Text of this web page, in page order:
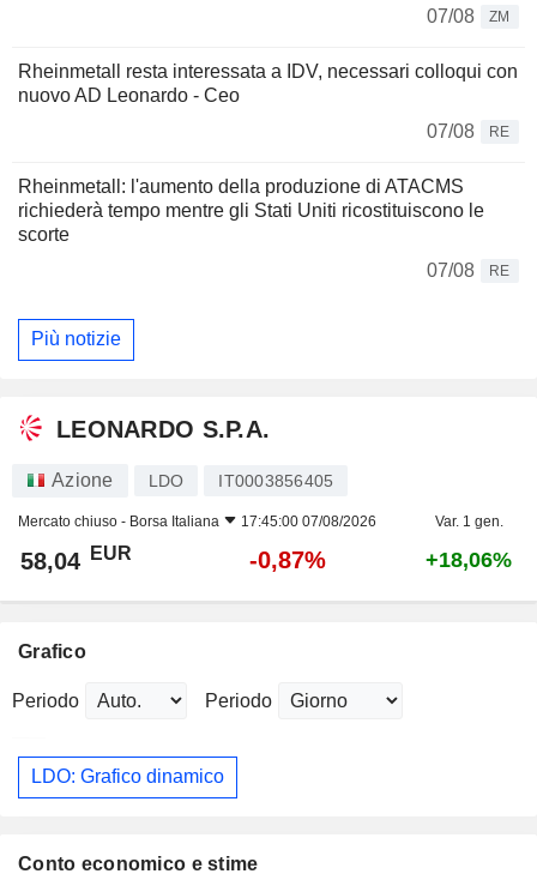
07/08 ZM
Rheinmetall resta interessata a IDV, necessari colloqui con
nuovo AD Leonardo - Ceo
07/08
RE
Rheinmetall: l'aumento della produzione di ATACMS
richiederà tempo mentre gli Stati Uniti ricostituiscono le
scorte
07/08
RE
Più notizie
LEONARDO S.P.A.
Azione LDO IT0003856405
Mercato chiuso - Borsa Italiana 17:45:00 07/08/2026 Var. 1 gen.
58,04 EUR -0,87% +18,06%
Grafico
Periodo Periodo
LDO: Grafico dinamico
Conto economico e stime